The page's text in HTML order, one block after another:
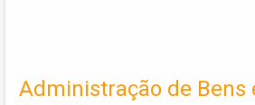
Administração de Bens